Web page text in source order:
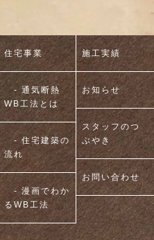
住宅事業
- 通気断熱
WB工法とは
- 住宅建築の
流れ
- 漫画でわか
るWB工法
施工実績
お知らせ
スタッフのつ
ぶやき
お問い合わせ